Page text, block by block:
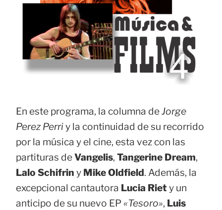
En este programa, la columna deJorge
Perez Perriy la continuidad de su recorrido
por la música y el cine, esta vez con las
partituras deVangelis, Tangerine Dream,
Lalo Schifrin y Mike Oldfield. Además, la
excepcional cantautora Lucia Riet y un
anticipo de su nuevo EP «Tesoro», Luis